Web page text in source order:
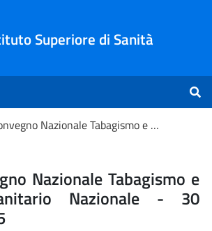
Superiore di Sanità
XXVII Convegno Nazionale Tabagismo e Servizio Sanitario Nazionale - 30 maggio 2025
Nazionale Tabagismo e
Nazionale - 30